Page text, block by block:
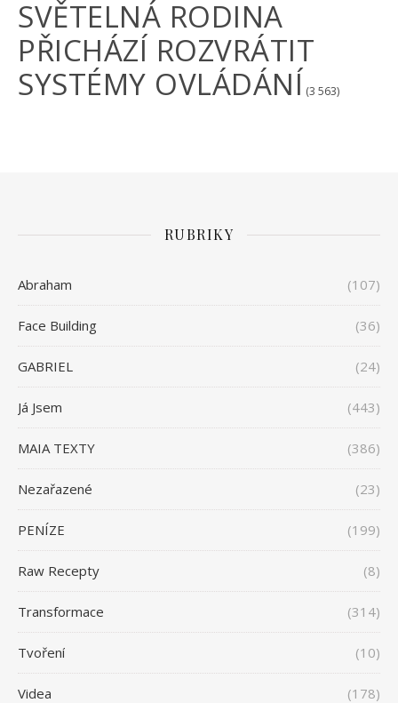
SVĚTELNÁ RODINA
PŘICHÁZÍ ROZVRÁTIT
SYSTÉMY OVLÁDÁNÍ (3 563)
RUBRIKY
Abraham (107)
Face Building (36)
GABRIEL (24)
Já Jsem (443)
MAIA TEXTY (386)
Nezařazené (23)
PENÍZE (199)
Raw Recepty (8)
Transformace (314)
Tvoření (10)
Videa (178)